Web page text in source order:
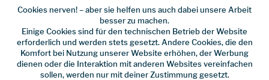
110,00 € *130,00 € * (15,38% gespart)
inkl. MwSt./ Versandkostenfrei!
Merken
Cookies nerven! – aber sie helfen uns auch dabei unsere Arbeit
besser zu machen.
Einige Cookies sind für den technischen Betrieb der Website
erforderlich und werden stets gesetzt. Andere Cookies, die den
Komfort bei Nutzung unserer Website erhöhen, der Werbung
dienen oder die Interaktion mit anderen Websites vereinfachen
sollen, werden nur mit deiner Zustimmung gesetzt.